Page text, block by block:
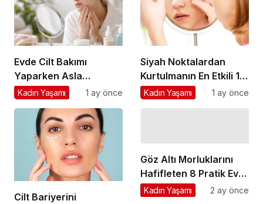
Evde Cilt Bakımı
Yaparken Asla
Atlamamanız Gereken
Kadın Yaşamı 1 ay önce
Siyah Noktalardan
Kurtulmanın En Etkili 10
Doğal Yolu
Kadın Yaşamı 1 ay önce
Cilt Bariyerini
Göz Altı Morluklarını
Hafifleten 8 Pratik Ev
Çözümü
Kadın Yaşamı 2 ay önce